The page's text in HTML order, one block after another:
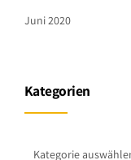
Juni 2020
Kategorien